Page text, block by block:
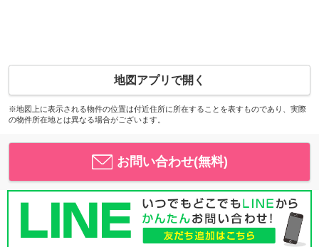
地図アプリで開く
※地図上に表示される物件の位置は付近住所に所在することを表すものであり、実際
の物件所在地とは異なる場合がございます。
お問い合わせ(無料)